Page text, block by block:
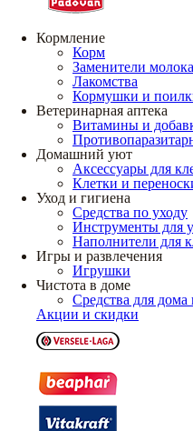
Кормление
Корм
Заменители молока
Лакомства
Кормушки и
Ветеринарная аптека
Витамины и
Домашний уют
Аксессуары для
Клетки и
Уход и гигиена
Средства по уходу
Инструменты для
Наполнители для
Игры и развлечения
Игрушки
Чистота в доме
Средства для дома
Акции и скидки